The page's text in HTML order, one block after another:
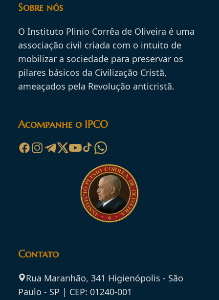
Sobre nós
O Instituto Plinio Corrêa de Oliveira é uma
associação civil criada com o intuito de
mobilizar a sociedade para preservar os
pilares básicos da Civilização Cristã,
ameaçados pela Revolução anticristã.
Acompanhe o IPCO
Contato
Rua Maranhão, 341 Higienópolis - São
Paulo - SP | CEP: 01240-001